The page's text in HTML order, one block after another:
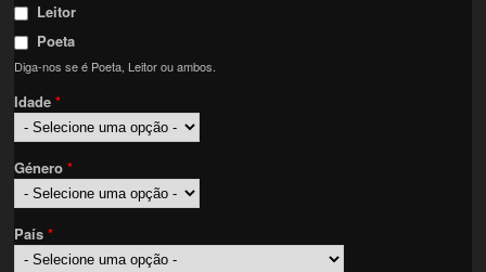
Leitor
Poeta
Diga-nos se é Poeta, Leitor ou ambos.
Idade*
Género*
País*